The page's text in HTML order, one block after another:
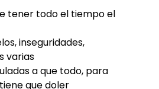
tener todo el tiempo el
inseguridades,
varias
a que todo, para
que doler